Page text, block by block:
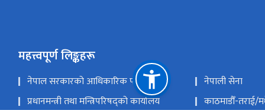
महत्त्वपूर्ण लिङ्कहरू
नेपाल सरकारको आधिकारिक पोर्टल
नेपाली सेना
प्रधानमन्त्री तथा मन्त्रिपरिषद्को कार्यालय
काठमाडौँ-